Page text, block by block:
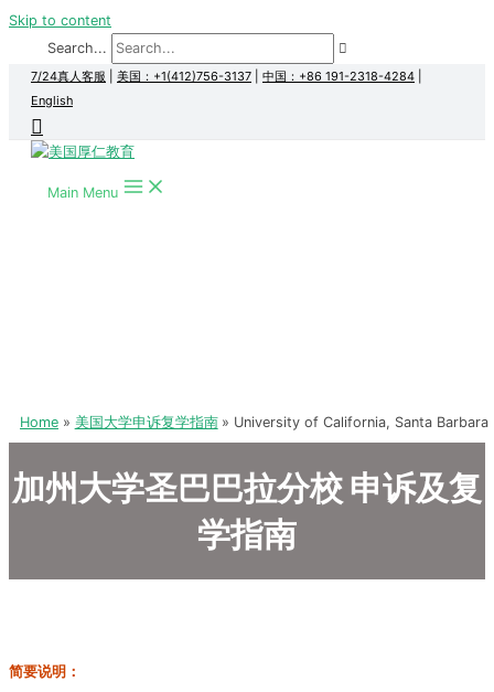
Skip to content
Search...
7/24真人客服 美国：+1(412)756-3137 中国：+86 191-2318-4284
English
Main Menu
Home 美国大学申诉复学指南 University of California, Santa Barbara
加州大学圣巴巴拉分校 申诉及复
学指南
简要说明：